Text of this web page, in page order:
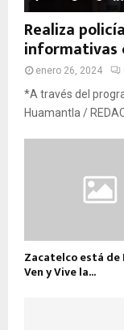
Realiza
informativas
enero 26, 2024
*A través del
Huamantla /
Zacatelco está de
Ven y Vive la...